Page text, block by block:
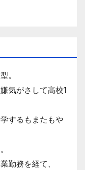
。
気がさして高校1
するもまたもや
勤務を経て、